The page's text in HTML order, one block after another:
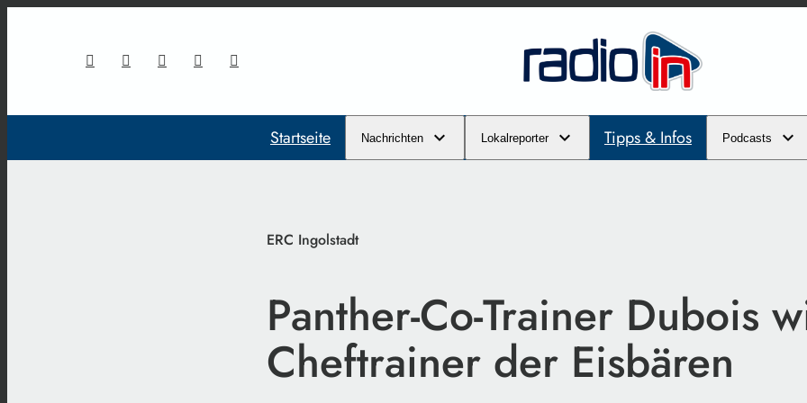
Startseite Nachrichten Lokalreporter Tipps & Infos Podcasts
ERC Ingolstadt
Panther-Co-Trainer Dubois
Cheftrainer der Eisbären